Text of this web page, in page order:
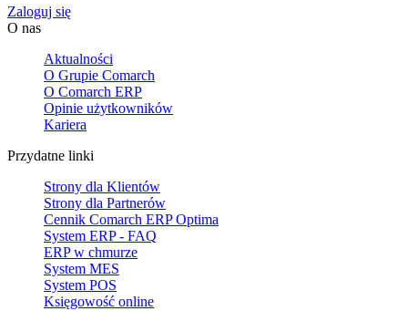
Zaloguj się
O nas
Aktualności
O Grupie Comarch
O Comarch ERP
Opinie użytkowników
Kariera
Przydatne linki
Strony dla Klientów
Strony dla Partnerów
Cennik Comarch ERP Optima
System ERP - FAQ
ERP w chmurze
System MES
System POS
Księgowość online